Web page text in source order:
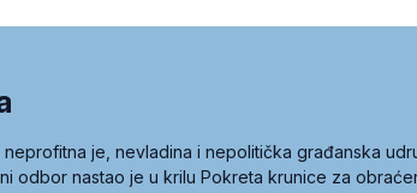
neprofitna je, nevladina i nepolitička građanska
odbor nastao je u krilu Pokreta krunice za